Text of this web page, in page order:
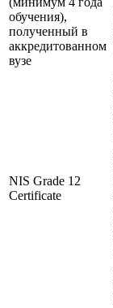
обучения),
полученный в
аккредитованном
вузе
NIS Grade 12
Certificate